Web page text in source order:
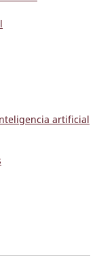
artificial